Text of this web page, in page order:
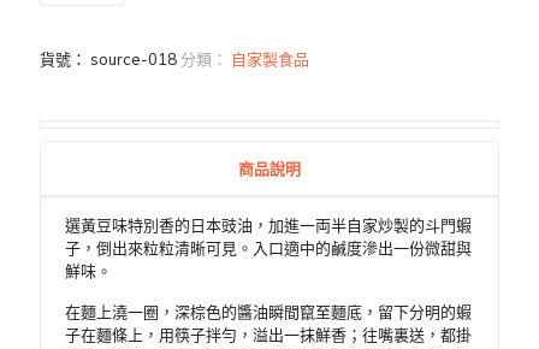
貨號： source-018 分類： 自家製食品
商品說明
選黃豆味特別香的日本豉油，加進一両半自家炒製的斗門蝦
子，倒出來粒粒清晰可見。入口適中的鹹度滲出一份微甜與
鮮味。
在麵上澆一圈，深棕色的醬油瞬間竄至麵底，留下分明的蝦
子在麵條上，用筷子拌勻，溢出一抹鮮香；往嘴裏送，都掛